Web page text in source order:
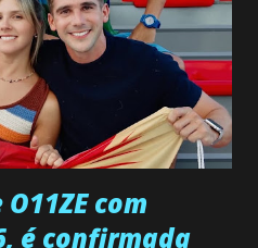
de Gabriel com Joana.
todas as suspeitas pelo
apontando que ele poderia
Artur informa a Gabriel
outra paciente, que está
com
é confirmada